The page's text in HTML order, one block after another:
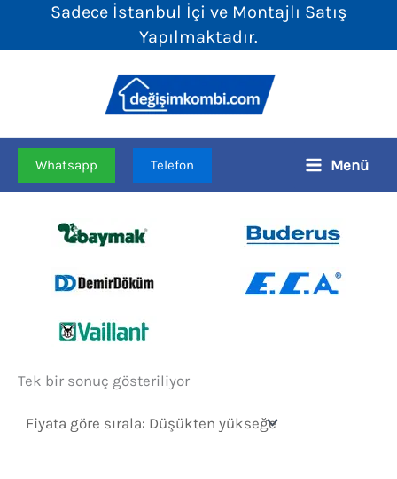
Sadece İstanbul İçi ve Montajlı Satış
Yapılmaktadır.
Whatsapp Telefon Menü
Tek bir sonuç gösteriliyor